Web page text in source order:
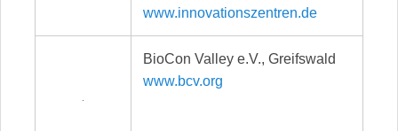
www.innovationszentren.de
BioCon Valley e.V., Greifswald
www.bcv.org